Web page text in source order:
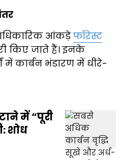
आंकड़े फॉरेस्ट
किए जाते हैं। इनके
कार्बन भंडारण में धीरे-
में “पूरी
शोध